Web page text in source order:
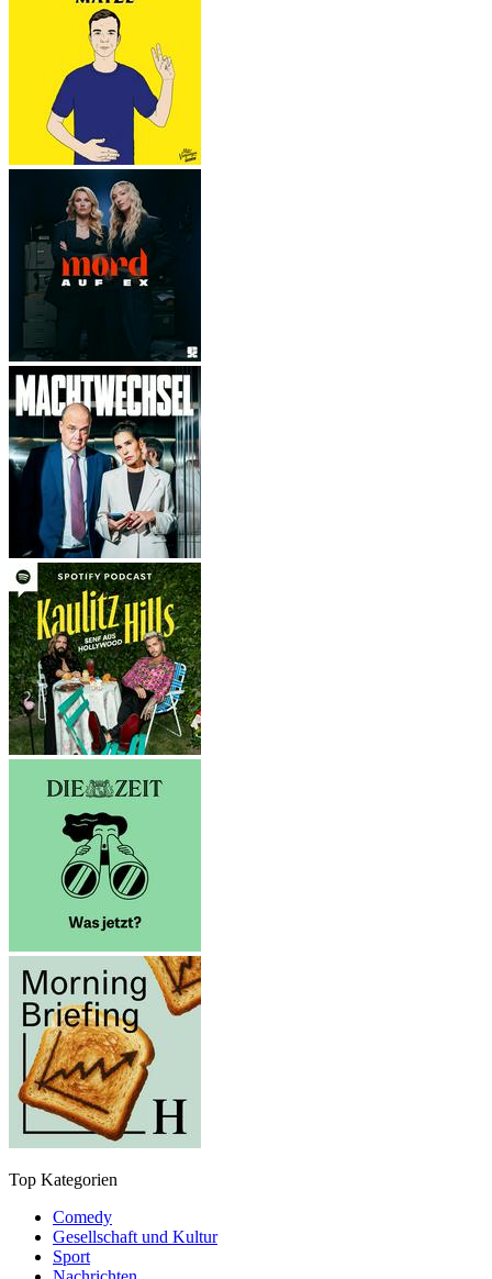
Top Kategorien
Comedy
Gesellschaft und Kultur
Sport